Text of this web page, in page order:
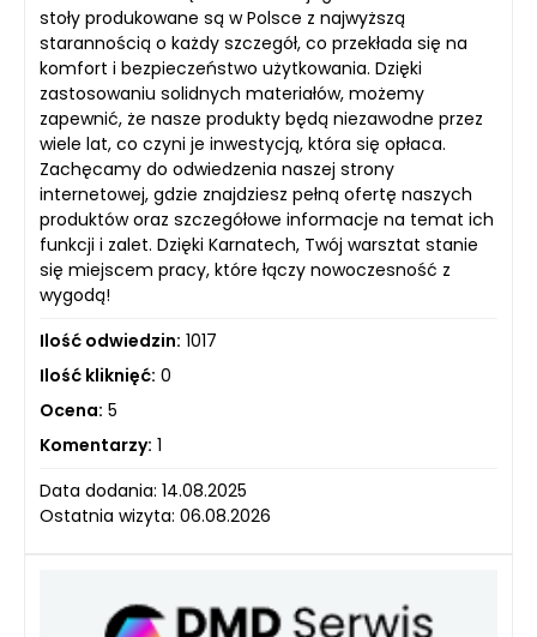
stoły produkowane są w Polsce z najwyższą
starannością o każdy szczegół, co przekłada się na
komfort i bezpieczeństwo użytkowania. Dzięki
zastosowaniu solidnych materiałów, możemy
zapewnić, że nasze produkty będą niezawodne przez
wiele lat, co czyni je inwestycją, która się opłaca.
Zachęcamy do odwiedzenia naszej strony
internetowej, gdzie znajdziesz pełną ofertę naszych
produktów oraz szczegółowe informacje na temat ich
funkcji i zalet. Dzięki Karnatech, Twój warsztat stanie
się miejscem pracy, które łączy nowoczesność z
wygodą!
Ilość odwiedzin: 1017
Ilość kliknięć: 0
Ocena: 5
Komentarzy: 1
Data dodania: 14.08.2025
Ostatnia wizyta: 06.08.2026